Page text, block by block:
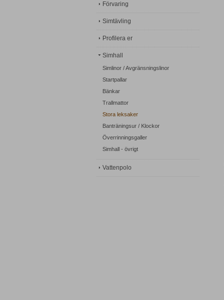
Förvaring
Simtävling
Profilera er
Simhall
Simlinor / Avgränsningslinor
Startpallar
Bänkar
Trallmattor
Stora leksaker
Banträningsur / Klockor
Överrinningsgaller
Simhall - övrigt
Vattenpolo